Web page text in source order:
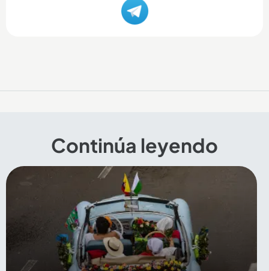
Continúa leyendo